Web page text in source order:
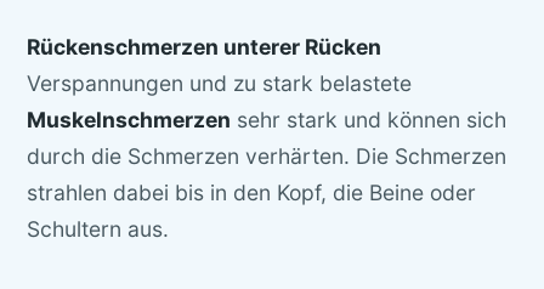
Rückenschmerzen unterer Rücken
Verspannungen und zu stark belastete
Muskelnschmerzen sehr stark und können sich
durch die Schmerzen verhärten. Die Schmerzen
strahlen dabei bis in den Kopf, die Beine oder
Schultern aus.